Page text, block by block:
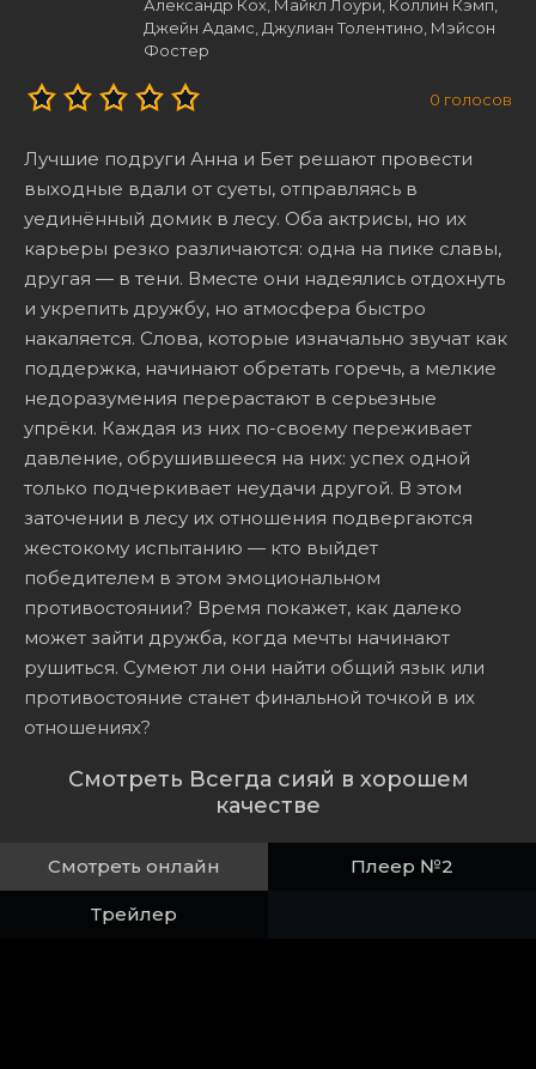
Александр Кох, Майкл Лоури, Коллин Кэмп,
Джейн Адамс, Джулиан Толентино, Мэйсон
Фостер
0 голосов
Лучшие подруги Анна и Бет решают провести
выходные вдали от суеты, отправляясь в
уединённый домик в лесу. Оба актрисы, но их
карьеры резко различаются: одна на пике славы,
другая — в тени. Вместе они надеялись отдохнуть
и укрепить дружбу, но атмосфера быстро
накаляется. Слова, которые изначально звучат как
поддержка, начинают обретать горечь, а мелкие
недоразумения перерастают в серьезные
упрёки. Каждая из них по-своему переживает
давление, обрушившееся на них: успех одной
только подчеркивает неудачи другой. В этом
заточении в лесу их отношения подвергаются
жестокому испытанию — кто выйдет
победителем в этом эмоциональном
противостоянии? Время покажет, как далеко
может зайти дружба, когда мечты начинают
рушиться. Сумеют ли они найти общий язык или
противостояние станет финальной точкой в их
отношениях?
Смотреть Всегда сияй в хорошем
качестве
Смотреть онлайн Плеер №2
Трейлер